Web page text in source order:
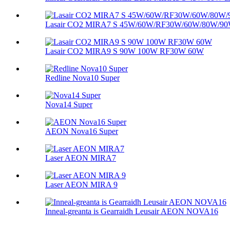
Lasair CO2 MIRA7 S 45W/60W/RF30W/60W/80W/
Lasair CO2 MIRA9 S 90W 100W RF30W 60W
Redline Nova10 Super
Nova14 Super
AEON Nova16 Super
Laser AEON MIRA7
Laser AEON MIRA 9
Inneal-greanta is Gearraidh Leusair AEON NOVA16